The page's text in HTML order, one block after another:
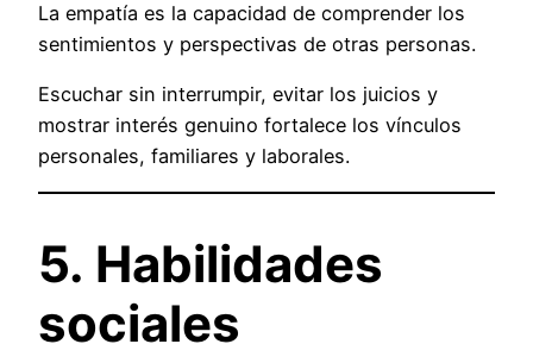
La empatía es la capacidad de comprender los
sentimientos y perspectivas de otras personas.
Escuchar sin interrumpir, evitar los juicios y
mostrar interés genuino fortalece los vínculos
personales, familiares y laborales.
5. Habilidades
sociales